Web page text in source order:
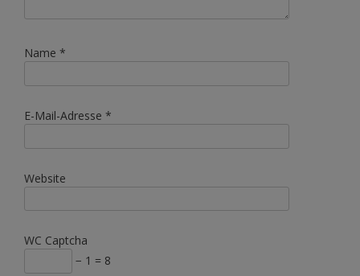
Name *
E-Mail-Adresse *
Website
WC Captcha
− 1 = 8